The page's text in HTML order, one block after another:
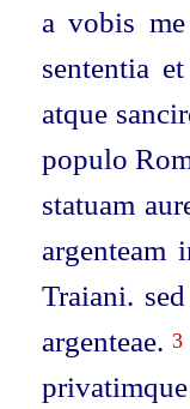
a vobis
sententia
atque
populo
statuam
Traiani.
argenteae.3